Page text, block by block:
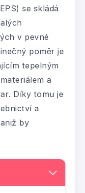
se skládá
v pevné
poměr je
tepelným
a
Díky tomu je
a
by